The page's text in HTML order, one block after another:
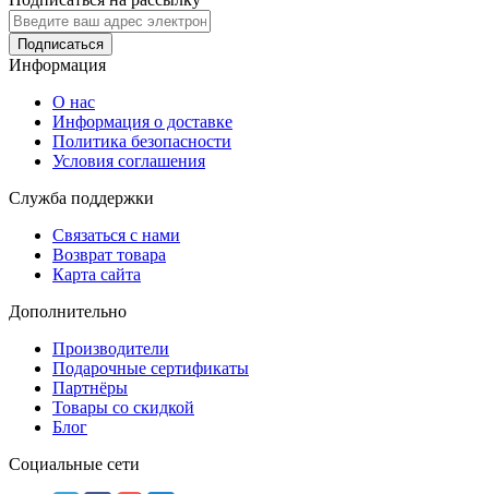
Подписаться
Информация
О нас
Информация о доставке
Политика безопасности
Условия соглашения
Служба поддержки
Связаться с нами
Возврат товара
Карта сайта
Дополнительно
Производители
Подарочные сертификаты
Партнёры
Товары со скидкой
Блог
Социальные сети